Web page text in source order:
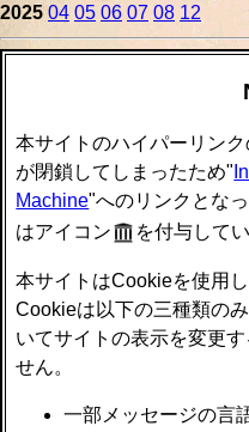
2025 04 05 06 07 08 12
本サイトのハイパーリン
が閉鎖してしまったため"
Machine"へのリンクとな
はアイコン
を付与してい
本サイトはCookieを使用
Cookieは以下の三種類の
いてサイトの表示を変更
せん。
一部メッセージの言